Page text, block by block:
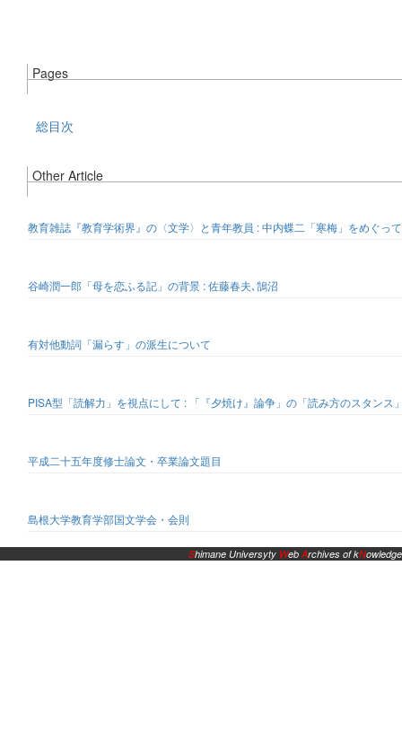
Pages
総目次
Other Article
教育雑誌『教育学術界』の〈文学〉と青年教員 : 中内蝶二「寒梅」をめぐって
谷崎潤一郎「母を恋ふる記」の背景 : 佐藤春夫､鵠沼
有対他動詞「漏らす」の派生について
PISA型「読解力」を視点にして : 「『夕焼け』論争」の「読み方のスタンス
平成二十五年度修士論文・卒業論文題目
島根大学教育学部国文学会・会則
Shimane Universyty WebArchives of kNowledge